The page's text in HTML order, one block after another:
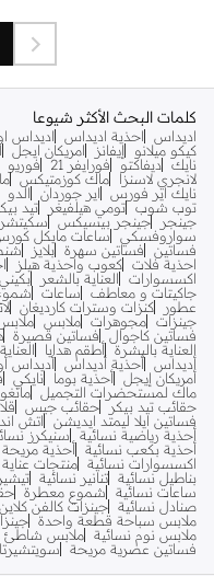
كلمات البحث الأكثر شيوعا
اديداس احذية اديداس اديداس
كيكو ميلانو
إيفانز امريكان ايجل
نايك ديفاكتو فورايفر 21 فوريو
لانجري لاسنزا
ماك كوزمتيكس
نايك اير فورس
اير جوردان الدو
توب شوب تومي هيلفيغر تيد
جينجر
جينجر بيسيكس
سواروفسكي
ساعات مايكل
فساتين
فساتين سهرة بلايز
احذية فلات كعوب واحذية هيلز
اكسسوارات
العناية بالشعر بكيني
جاكيتات و معاطف
ساعات
عطور
كنزات وسترات كارديغان
جينزات مجوهرات ملابس
فساتين كاجوال
فساتين قصيرة
العناية بالبشرة أطقم هدايا
أديداس أحذية أديداس أديداس
أمريكان إيجل أحذية بوما نايكي
ماك لمستحضرات التجميل مانغو
حقائب تيد بيكر
حقائب جيس
فساتين ايلا ليمتد ايديشن
اتش
أحذية رياضية نسائية
سنيكرز
أحذية بكعب نسائية أحذية مريحة
اكسسوارات نسائية منتجات
بناطيل نسائية تنانير نسائية
ساعات نسائية
شموع معطرة
صنادل نسائية جينزات كالفن كلاين
ملابس سباحة قطعة واحدة
ملابس نوم نسائية ملابس شاطئ
فساتين عصرية مريحة